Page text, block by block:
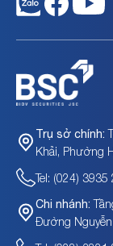
Trụ sở chính:
Khải, Phường
Tel: (024)
Chi nhánh:
Đường Nguyễn